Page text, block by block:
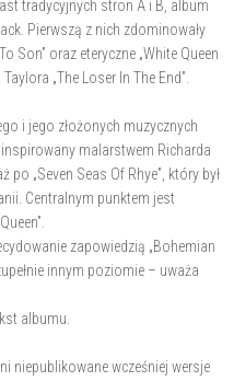
tradycyjnych stron A i B, album
Pierwszą z nich zdominowały
Son” oraz eteryczne „White Queen
„The Loser In The End”.
i jego złożonych muzycznych
malarstwem Richarda
po „Seven Seas Of Rhye”, który był
Centralnym punktem jest
zapowiedzią „Bohemian
innym poziomie – uważa
albumu.
niepublikowane wcześniej wersje